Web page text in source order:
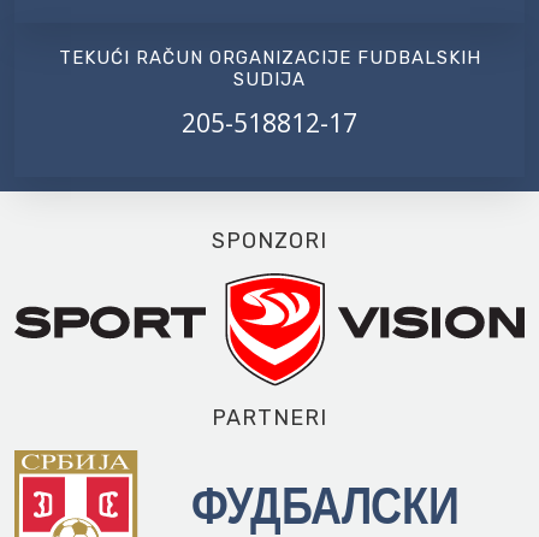
TEKUĆI RAČUN ORGANIZACIJE FUDBALSKIH
SUDIJA
205-518812-17
SPONZORI
PARTNERI